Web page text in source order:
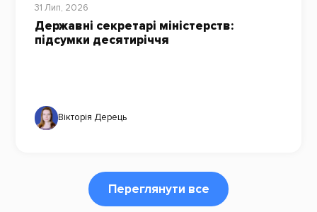
31 Лип, 2026
Державні секретарі міністерств:
підсумки десятиріччя
Вікторія Дерець
Переглянути все